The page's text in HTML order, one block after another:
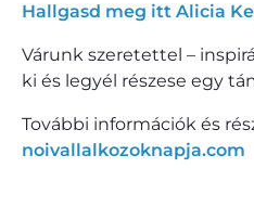
Hallgasd meg itt Alicia
Várunk szeretettel –
ki és legyél részese egy
További információk és
noivallalkozoknapja.com